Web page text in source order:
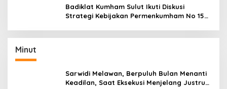
Badiklat Kumham Sulut Ikuti Diskusi
Strategi Kebijakan Permenkumham No 15
Minut
Sarwidi Melawan, Berpuluh Bulan Menanti
Keadilan, Saat Eksekusi Menjelang Justru